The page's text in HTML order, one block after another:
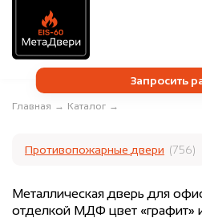
Запросить
Главная → Каталог →
Противопожарные двери (756)
Металлическая дверь для
отделкой МДФ цвет «графит»